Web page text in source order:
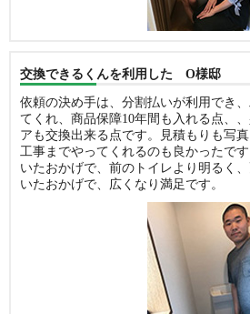
交換できるくんを利用した O様邸
依頼の決め手は、分割払いが利用でき
てくれ、商品保障10年間も入れる点、
アも交換出来る点です。見積もりも写真
工事までやってくれるのも良かったで
いたおかげで、前のトイレより明るく
いたおかげで、広くなり満足です。